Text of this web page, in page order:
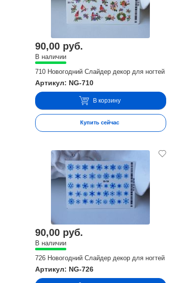
90,00 руб.
В наличии
710 Новогодний Слайдер декор для ногтей
Артикул: NG-710
В корзину
Купить сейчас
90,00 руб.
В наличии
726 Новогодний Слайдер декор для ногтей
Артикул: NG-726